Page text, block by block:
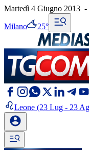
Martedì 4 Giugno 2013 -
Milano 25°
Leone (23 Lug - 23